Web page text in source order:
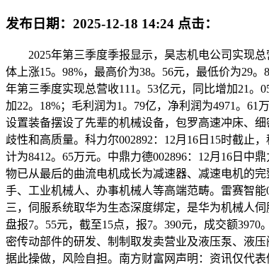
发布日期： 2025-12-18 14:24 点击：
2025年第三季度季报显示，昊志机电公司实现总
体上涨15。98%，最高价为38。56元，最低价为29
年第三季度实现总营收111。53亿元，同比增加21。
加22。18%；毛利润为1。79亿，净利润为4971。61
设置装备摆设了先辈的机械设备，包罗高速冲床、
歧性和高质量。科力尔002892：12月16日15时截止
计为8412。65万元。中鼎力德002896：12月16日中
物已从最后的曲流电机成长为减速器、减速电机的
手、工业机械人、办事机械人等高端范畴。雷赛智
三，伺服系统取华为生态深度绑定，是华为机械人
盘报7。55元，截至15点，报7。390元，成交额
密传动部件的研发、制制取发卖营业及液压泵、液
据此操做，风险自担。南方财富网声明：资讯仅代